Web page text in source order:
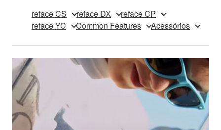
reface CS reface DX
reface CP
reface YC
Common Features Acessórios